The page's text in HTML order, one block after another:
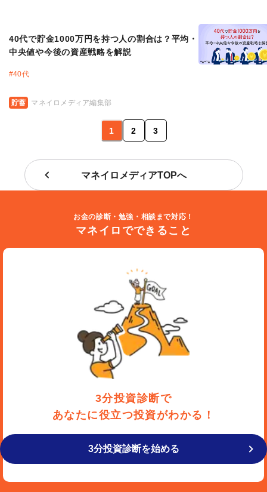
貯蓄 マネイロメディア編集部
40代で貯金1000万円を持つ人の割合は？平均・
中央値や今後の資産戦略を解説
#40代
1 2 3
マネイロメディアTOPへ
お金の診断・勉強・相談まで対応！
マネイロでできること
3分投資診断で
あなたに役立つ投資がわかる！
3分投資診断を始める